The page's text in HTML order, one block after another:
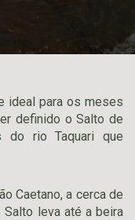
ideal para os meses
definido o Salto de
do rio Taquari que
Caetano, a cerca de
Salto leva até a beira